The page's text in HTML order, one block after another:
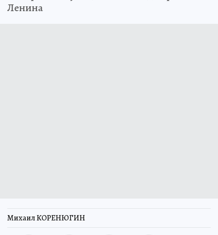
Ленина
Михаил КОРЕНЮГИН